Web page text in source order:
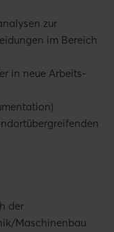
zur
im Bereich
in neue Arbeits-
der
Maschinenbau